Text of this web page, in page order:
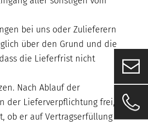
bei uns oder Zulieferern
über den Grund und die
die Lieferfrist nicht
Nach Ablauf der
der Lieferverpflichtung frei,
ob er auf Vertragserfüllung